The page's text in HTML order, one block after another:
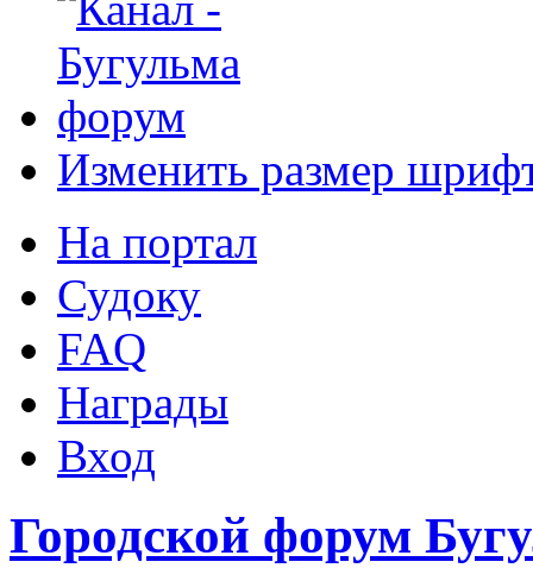
Изменить размер
На портал
Судоку
FAQ
Награды
Вход
Городской форум